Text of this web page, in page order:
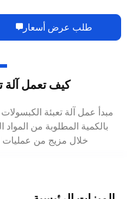
الميزات الرئيسية
القدرة الإنتاجية 90,000 غطاء/ساعة